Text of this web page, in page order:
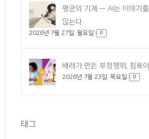
평균의 기계 — AI는 이야기를
않는다
2026년 7월 27일. 월요일 0
배려가 만든 부정행위, 침묵
2026년 7월 23일. 목요일 0
태그